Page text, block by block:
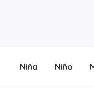
Niña Niño